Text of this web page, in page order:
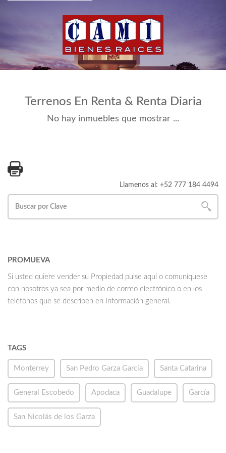
Terrenos En Renta & Renta Diaria
No hay inmuebles que mostrar ...
Llamenos al: +52 777 184 4494
PROMUEVA
Si usted quiere vender su Propiedad pulse aquí o comuníquese
con nosotros ya sea por medio de correo electrónico o en los
teléfonos que se describen en Información general.
TAGS
Monterrey San Pedro Garza García Santa Catarina
General Escobedo Apodaca Guadalupe García
San Nicolás de los Garza